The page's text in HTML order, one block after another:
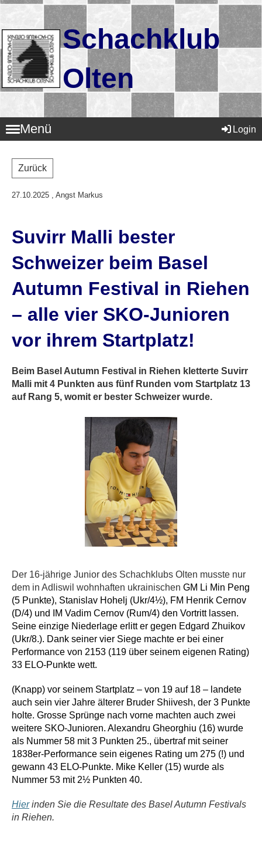
Schachklub
Olten
Menü Login
Zurück
27.10.2025 , Angst Markus
Suvirr Malli bester
Schweizer beim Basel
Autumn Festival in Riehen
– alle vier SKO-Junioren
vor ihrem Startplatz!
Beim Basel Autumn Festival in Riehen kletterte Suvirr
Malli mit 4 Punkten aus fünf Runden vom Startplatz 13
auf Rang 5, womit er bester Schweizer wurde.
Der 16-jährige Junior des Schachklubs Olten musste nur
dem in Adliswil wohnhaften ukrainischen GM Li Min Peng
(5 Punkte), Stanislav Hohelj (Ukr/4½), FM Henrik Cernov
(D/4) und IM Vadim Cernov (Rum/4) den Vortritt lassen.
Seine einzige Niederlage erlitt er gegen Edgard Zhuikov
(Ukr/8.). Dank seiner vier Siege machte er bei einer
Performance von 2153 (119 über seinem eigenen Rating)
33 ELO-Punkte wett.
(Knapp) vor seinem Startplatz – von 19 auf 18 – landete
auch sein vier Jahre älterer Bruder Shiivesh, der 3 Punkte
holte. Grosse Sprünge nach vorne machten auch zwei
weitere SKO-Junioren. Alexandru Gheorghiu (16) wurde
als Nummer 58 mit 3 Punkten 25., übertraf mit seiner
1838er-Performance sein eigenes Rating um 275 (!) und
gewann 43 ELO-Punkte. Mike Keller (15) wurde als
Nummer 53 mit 2½ Punkten 40.
Hier inden Sie die Resultate des Basel Autumn Festivals
in Riehen.